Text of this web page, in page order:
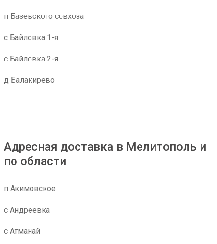
п Базевского совхоза
с Байловка 1-я
с Байловка 2-я
д Балакирево
Адресная доставка в Мелитополь и
по области
п Акимовское
с Андреевка
с Атманай